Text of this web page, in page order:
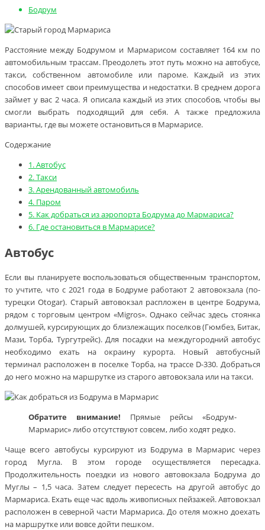
Бодрум
Расстояние между Бодрумом и Мармарисом составляет 164 км по
автомобильным трассам. Преодолеть этот путь можно на автобусе,
такси, собственном автомобиле или пароме. Каждый из этих
способов имеет свои преимущества и недостатки. В среднем дорога
займет у вас 2 часа. Я описала каждый из этих способов, чтобы вы
смогли выбрать подходящий для себя. А также предложила
варианты, где вы можете остановиться в Мармарисе.
Содержание
1.Автобус
2.Такси
3.Арендованный автомобиль
4. Паром
5. Как добраться из аэропорта Бодрума до Мармариса?
6. Где остановиться в Мармарисе?
Автобус
Если вы планируете воспользоваться общественным транспортом,
то учтите, что с 2021 года в Бодруме работают 2 автовокзала (по-
турецки Otogar). Старый автовокзал распложен в центре Бодрума,
рядом с торговым центром «Migros». Однако сейчас здесь стоянка
долмушей, курсирующих до близлежащих поселков (Гюмбез, Битак,
Мази, Торба, Тургутрейс). Для посадки на междугородний автобус
необходимо ехать на окраину курорта. Новый автобусный
терминал расположен в поселке Торба, на трассе D-330. Добраться
до него можно на маршрутке из старого автовокзала или на такси.
Обратите внимание! Прямые рейсы «Бодрум-
Мармарис» либо отсутствуют совсем, либо ходят редко.
Чаще всего автобусы курсируют из Бодрума в Мармарис через
город Мугла. В этом городе осуществляется пересадка.
Продолжительность поездки из нового автовокзала Бодрума до
Муглы – 1,5 часа. Затем следует пересесть на другой автобус до
Мармариса. Ехать еще час вдоль живописных пейзажей. Автовокзал
расположен в северной части Мармариса. До отеля можно доехать
на маршрутке или вовсе дойти пешком.